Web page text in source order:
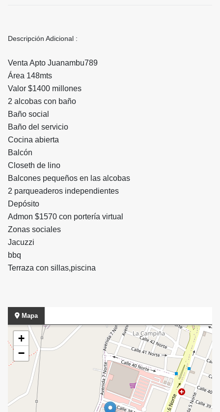
Descripción Adicional :
Venta Apto Juanambu789
Área 148mts
Valor $1400 millones
2 alcobas con baño
Baño social
Baño del servicio
Cocina abierta
Balcón
Closeth de lino
Balcones pequeños en las alcobas
2 parqueaderos independientes
Depósito
Admon $1570 con portería virtual
Zonas sociales
Jacuzzi
bbq
Terraza con sillas,piscina
Mapa
+
−